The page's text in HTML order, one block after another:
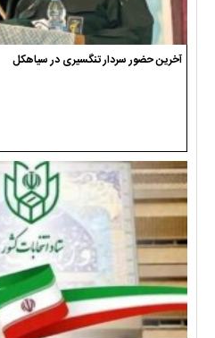
آخرین حضور سردار تنگسیری در سیاهکل